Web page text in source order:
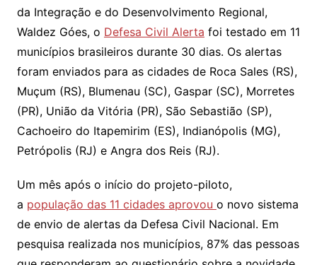
da Integração e do Desenvolvimento Regional,
Waldez Góes, o Defesa Civil Alerta foi testado em 11
municípios brasileiros durante 30 dias. Os alertas
foram enviados para as cidades de Roca Sales (RS),
Muçum (RS), Blumenau (SC), Gaspar (SC), Morretes
(PR), União da Vitória (PR), São Sebastião (SP),
Cachoeiro do Itapemirim (ES), Indianópolis (MG),
Petrópolis (RJ) e Angra dos Reis (RJ).
Um mês após o início do projeto-piloto,
a população das 11 cidades aprovou o novo sistema
de envio de alertas da Defesa Civil Nacional. Em
pesquisa realizada nos municípios, 87% das pessoas